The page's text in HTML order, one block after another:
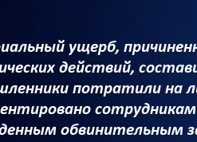
ущерб,
действий,
потратили на
обвинительным